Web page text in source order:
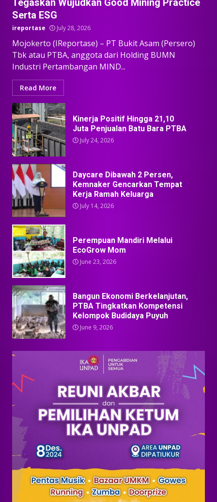
Serta ESG
ireportase July 28, 2026
Mojokerto (IReportase) – PT Bukit Asam (Persero)
Tbk atau PTBA, anggota dari Holding BUMN
Industri Pertambangan MIND...
Read More
Kinerja Positif Hingga 21,10
Juta Penjualan Batu Bara PTBA
July 24, 2026
Daycare Dibawah 2 Persen,
Kemnaker Gencarkan Tempat
Kerja Ramah Keluarga
July 14, 2026
Perempuan Mandiri Melalui
EcoGrow Mom
June 23, 2026
Bangun Ekonomi Berkelanjutan,
PTBA Tingkatkan Kompetensi
Kelompok Budidaya Puyuh
June 9, 2026